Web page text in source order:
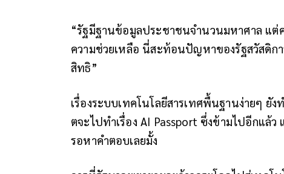
“รัฐมีฐานข้อมูลประชาชนจำนวนมหาศาล แต่
ความช่วยเหลือ นี่สะท้อนปัญหาของรัฐสวัสดิก
สิทธิ”
เรื่องระบบเทคโนโลยีสารเทศพื้นฐานง่ายๆ
ตจะไปทำเรื่อง AI Passport ซึ่งข้ามไปอีกแล้
รอหาคำตอบเลยมั้ง